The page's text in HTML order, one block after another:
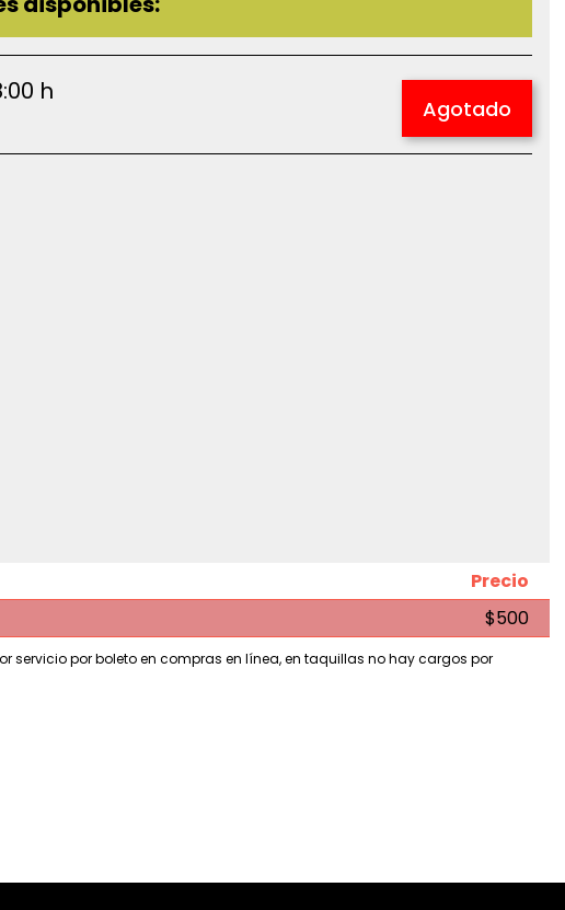
h
Agotado
Precio
$500
servicio por boleto en compras en línea, en taquillas no hay cargos por